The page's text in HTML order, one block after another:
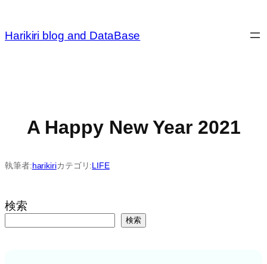
を
Harikiri blog and DataBase
A Happy New Year 2021
執筆者:harikiriカテゴリ:LIFE
検索
検索